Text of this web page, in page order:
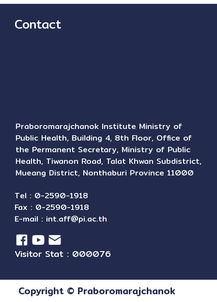
Contact
Praboromarajchanok Institute Ministry of
Public Health, Building 4, 8th Floor, Office of
the Permanent Secretary, Ministry of Public
Health, Tiwanon Road, Talat Khwan Subdistrict,
Mueang District, Nonthaburi Province 11000
Tel : 0-2590-1918
Fax : 0-2590-1918
E-mail : int.aff@pi.ac.th
Visitor Stat : 000076
Copyright © Praboromarajchanok